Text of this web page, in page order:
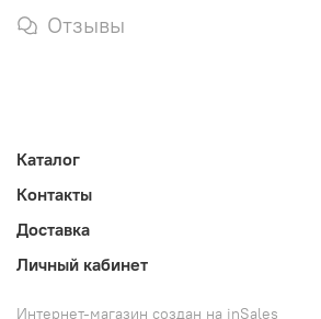
Отзывы
Каталог
Контакты
Доставка
Личный кабинет
Интернет-магазин создан на inSales